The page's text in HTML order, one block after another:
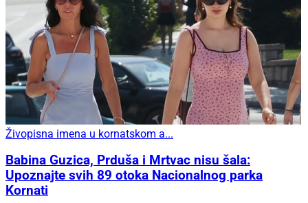
Živopisna imena u kornatskom a...
Babina Guzica, Prduša i Mrtvac nisu šala:
Upoznajte svih 89 otoka Nacionalnog parka
Kornati